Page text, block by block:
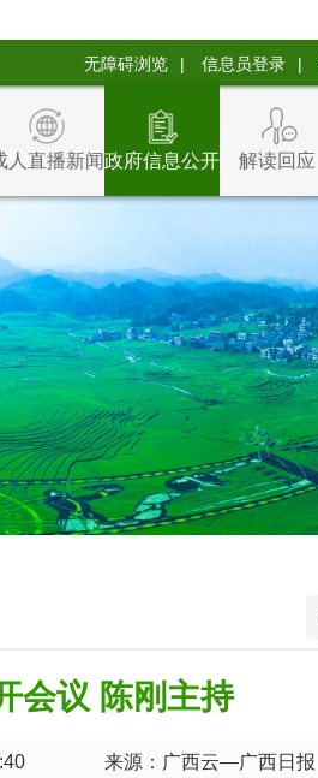
无障碍浏览 | 信息员登录 |
人直播新闻政府信息公开 解读回应
会议 陈刚主持
来源：广西云—广西日报